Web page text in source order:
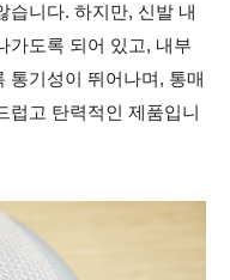
습니다. 하지만, 신발 내
가도록 되어 있고, 내부
통기성이 뛰어나며, 통매
럽고 탄력적인 제품입니